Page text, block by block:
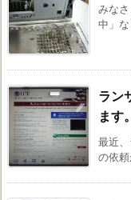
みな
中」
ラン
ます。
最近
の依